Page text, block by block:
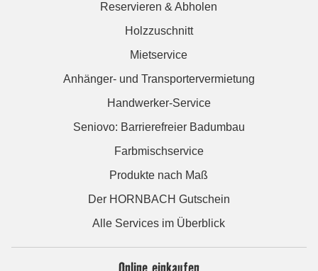
Reservieren & Abholen
Holzzuschnitt
Mietservice
Anhänger- und Transportervermietung
Handwerker-Service
Seniovo: Barrierefreier Badumbau
Farbmischservice
Produkte nach Maß
Der HORNBACH Gutschein
Alle Services im Überblick